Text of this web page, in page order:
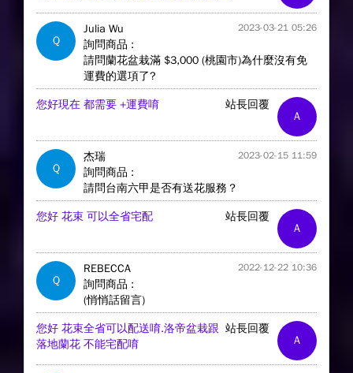
Q
Julia Wu 2023-03-21 05:26
詢問商品 :
請問蘭花盆栽滿 $3,000 (桃園市)為什麼沒有免
運費的選項了?
A
站長回覆
您好現在 都需要 +運費唷
Q
杰瑞 2023-02-15 11:59
詢問商品 :
請問台南六甲是否有送花服務？
A
站長回覆
您好 花束 可以全省宅配
Q
REBECCA 2022-12-22 10:36
詢問商品 :
(悄悄話留言)
A
站長回覆
您好 花束全省可以配送唷.洛帝盆栽跟
落地蘭花 不能宅配唷